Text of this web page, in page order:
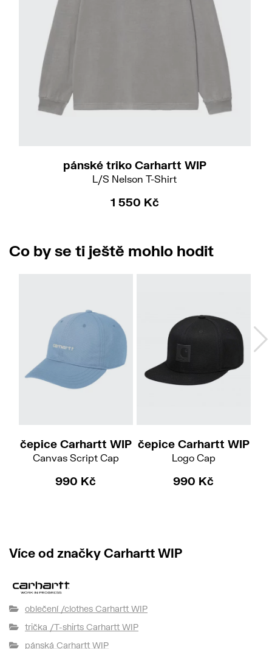
pánské triko Carhartt WIP
L/S Nelson T-Shirt
1 550 Kč
Co by se ti ještě mohlo hodit
čepice Carhartt WIP
Canvas Script Cap
990 Kč
čepice Carhartt WIP
Logo Cap
990 Kč
Více od značky Carhartt WIP
oblečení /clothes Carhartt WIP
trička /T-shirts Carhartt WIP
pánská Carhartt WIP